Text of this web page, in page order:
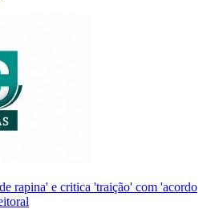
rapina' e critica 'traição' com 'acordo